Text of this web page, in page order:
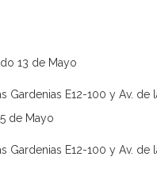
13 de Mayo
Gardenias E12-100 y Av.
de Mayo
Gardenias E12-100 y Av.